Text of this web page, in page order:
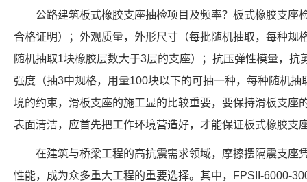
公路建筑板式橡胶支座抽检项目及频率？板式橡胶支座
合格证明）；外观质量，外形尺寸（每批随机抽取，每种规
随机抽取1块橡胶层数大于3层的支座）；抗压弹性模量，抗
强度（抽3中规格，用量100块以下的可抽一种，每种随机
境的约束，滑板支座的施工显的比较重要，要保持滑板支座
表面清洁，应首先把工作环境营造好，才能保证板式橡胶支
在建筑与桥梁工程的高抗震需求领域，摩擦摆隔震支座
性能，成为众多重大工程的重要选择。其中，FPSII-6000-